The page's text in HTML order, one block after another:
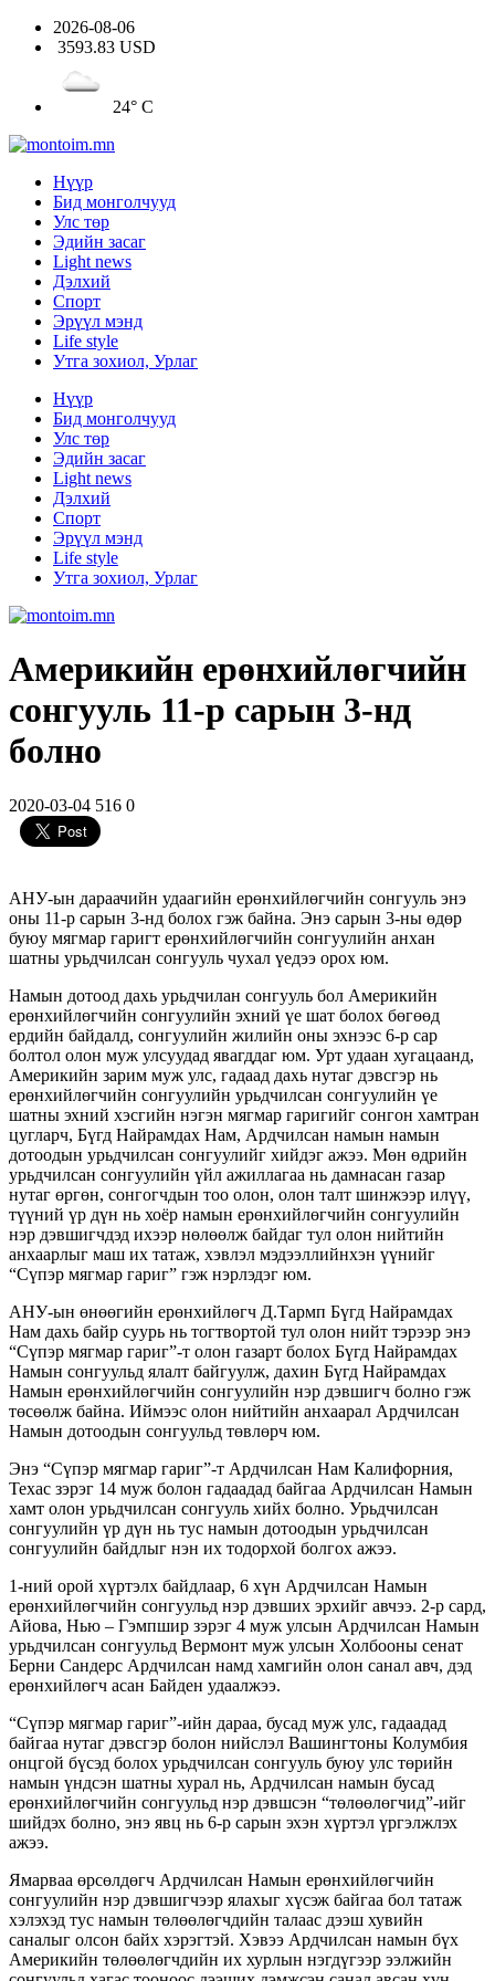
2026-08-06
3593.83 USD
24° C
Нүүр
Бид монголчууд
Улс төр
Эдийн засаг
Light news
Дэлхий
Спорт
Эрүүл мэнд
Life style
Утга зохиол, Урлаг
Нүүр
Бид монголчууд
Улс төр
Эдийн засаг
Light news
Дэлхий
Спорт
Эрүүл мэнд
Life style
Утга зохиол, Урлаг
Америкийн ерөнхийлөгчийн
сонгууль 11-р сарын 3-нд
болно
2020-03-04 516 0
АНУ-ын дараачийн удаагийн ерөнхийлөгчийн сонгууль энэ
оны 11-р сарын 3-нд болох гэж байна. Энэ сарын 3-ны өдөр
буюу мягмар гаригт ерөнхийлөгчийн сонгуулийн анхан
шатны урьдчилсан сонгууль чухал үедээ орох юм.
Намын дотоод дахь урьдчилан сонгууль бол Америкийн
ерөнхийлөгчийн сонгуулийн эхний үе шат болох бөгөөд
ердийн байдалд, сонгуулийн жилийн оны эхнээс 6-р сар
болтол олон муж улсуудад явагддаг юм. Урт удаан хугацаанд,
Америкийн зарим муж улс, гадаад дахь нутаг дэвсгэр нь
ерөнхийлөгчийн сонгуулийн урьдчилсан сонгуулийн үе
шатны эхний хэсгийн нэгэн мягмар гаригийг сонгон хамтран
цугларч, Бүгд Найрамдах Нам, Ардчилсан намын намын
дотоодын урьдчилсан сонгуулийг хийдэг ажээ. Мөн өдрийн
урьдчилсан сонгуулийн үйл ажиллагаа нь дамнасан газар
нутаг өргөн, сонгогчдын тоо олон, олон талт шинжээр илүү,
түүний үр дүн нь хоёр намын ерөнхийлөгчийн сонгуулийн
нэр дэвшигчдэд ихээр нөлөөлж байдаг тул олон нийтийн
анхаарлыг маш их татаж, хэвлэл мэдээллийнхэн үүнийг
“Сүпэр мягмар гариг” гэж нэрлэдэг юм.
АНУ-ын өнөөгийн ерөнхийлөгч Д.Тармп Бүгд Найрамдах
Нам дахь байр суурь нь тогтвортой тул олон нийт тэрээр энэ
“Сүпэр мягмар гариг”-т олон газарт болох Бүгд Найрамдах
Намын сонгуульд ялалт байгуулж, дахин Бүгд Найрамдах
Намын ерөнхийлөгчийн сонгуулийн нэр дэвшигч болно гэж
төсөөлж байна. Иймээс олон нийтийн анхаарал Ардчилсан
Намын дотоодын сонгуульд төвлөрч юм.
Энэ “Сүпэр мягмар гариг”-т Ардчилсан Нам Калифорния,
Техас зэрэг 14 муж болон гадаадад байгаа Ардчилсан Намын
хамт олон урьдчилсан сонгууль хийх болно. Урьдчилсан
сонгуулийн үр дүн нь тус намын дотоодын урьдчилсан
сонгуулийн байдлыг нэн их тодорхой болгох ажээ.
1-ний орой хүртэлх байдлаар, 6 хүн Ардчилсан Намын
ерөнхийлөгчийн сонгуульд нэр дэвших эрхийг авчээ. 2-р сард,
Айова, Нью – Гэмпшир зэрэг 4 муж улсын Ардчилсан Намын
урьдчилсан сонгуульд Вермонт муж улсын Холбооны сенат
Берни Сандерс Ардчилсан намд хамгийн олон санал авч, дэд
ерөнхийлөгч асан Байден удаалжээ.
“Сүпэр мягмар гариг”-ийн дараа, бусад муж улс, гадаадад
байгаа нутаг дэвсгэр болон нийслэл Вашингтоны Колумбия
онцгой бүсэд болох урьдчилсан сонгууль буюу улс төрийн
намын үндсэн шатны хурал нь, Ардчилсан намын бусад
ерөнхийлөгчийн сонгуульд нэр дэвшсэн “төлөөлөгчид”-ийг
шийдэх болно, энэ явц нь 6-р сарын эхэн хүртэл үргэлжлэх
ажээ.
Ямарваа өрсөлдөгч Ардчилсан Намын ерөнхийлөгчийн
сонгуулийн нэр дэвшигчээр ялахыг хүсэж байгаа бол татаж
хэлэхэд тус намын төлөөлөгчдийн талаас дээш хувийн
саналыг олсон байх хэрэгтэй. Хэвээ Ардчилсан намын бүх
Америкийн төлөөлөгчдийн их хурлын нэгдүгээр ээлжийн